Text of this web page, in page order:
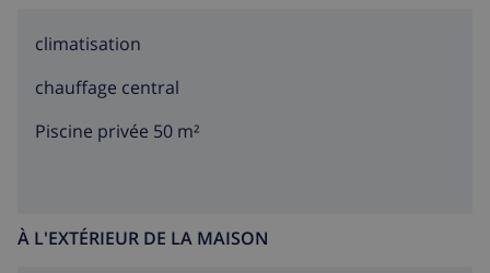
climatisation
chauffage central
Piscine privée 50 m²
À L'EXTÉRIEUR DE LA MAISON